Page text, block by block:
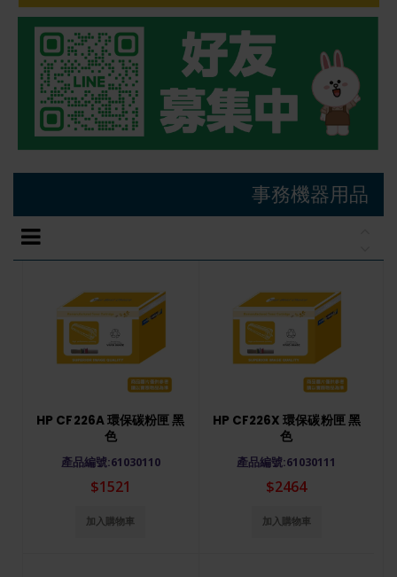
事務機器用品
HP CF226A 環保碳粉匣 黑
色
產品編號:61030110
$1521
加入購物車
HP CF226X 環保碳粉匣 黑
色
產品編號:61030111
$2464
加入購物車